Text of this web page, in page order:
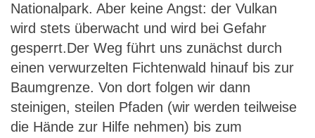
Nationalpark. Aber keine Angst: der Vulkan
wird stets überwacht und wird bei Gefahr
gesperrt.Der Weg führt uns zunächst durch
einen verwurzelten Fichtenwald hinauf bis zur
Baumgrenze. Von dort folgen wir dann
steinigen, steilen Pfaden (wir werden teilweise
die Hände zur Hilfe nehmen) bis zum